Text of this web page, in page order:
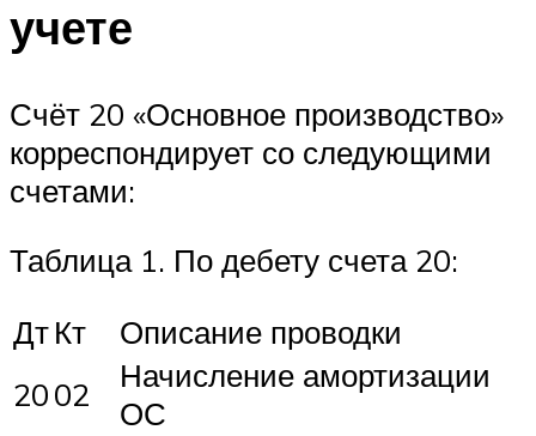
учете
Счёт 20 «Основное производство»
корреспондирует со следующими
счетами:
Таблица 1. По дебету счета 20:
ДтКт
Описание проводки
2002
Начисление амортизации
ОС